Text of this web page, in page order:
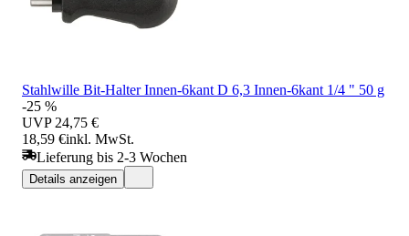
Stahlwille Bit-Halter Innen-6kant D 6,3 Innen-6kant 1/4 " 50 g
-25 %
UVP 24,75 €
18,59 €inkl. MwSt.
Lieferung bis 2-3 Wochen
Details anzeigen